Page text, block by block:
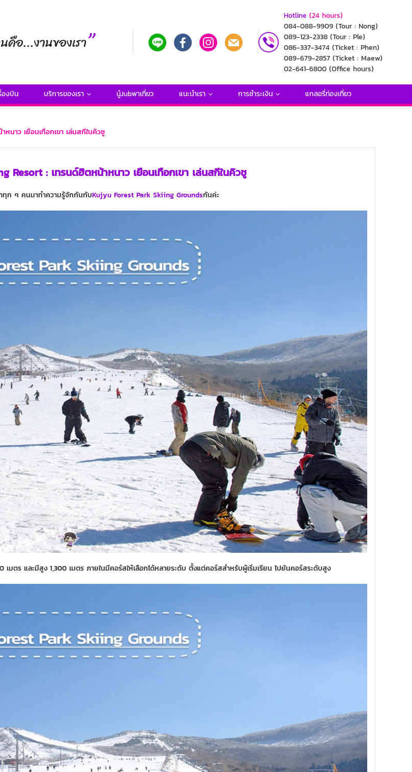
Hotline (24 hours)
084-088-9909 (Tour : Nong)
089-123-2338 (Tour : Ple)
086-337-3474 (Ticket : Phen)
089-679-2857 (Ticket : Maew)
02-641-6800 (Office hours)
องบิน บริการของเรา นู๋Jubพาเที่ยว แนะนำเรา การชำระเงิน แกลอรี่ท่องเที่ยว
นาว เยือนเทือกเขา เล่นสกีในคิวชู
Resort : เทรนด์ฮิตหน้าหนาว เยือนเทือกเขา เล่นสกีในคิวชู
ทุก ๆ คนมาทำความรู้จักกันกับKujyu Forest Park Skiing Groundsกันค่ะ
ตร และมีสูง 1,300 เมตร ภายในมีคอร์สให้เลือกได้หลายระดับ ตั้งแต่คอร์สสำหรับผู้เริ่มเรียน ไปยันคอร์สระดับสูง